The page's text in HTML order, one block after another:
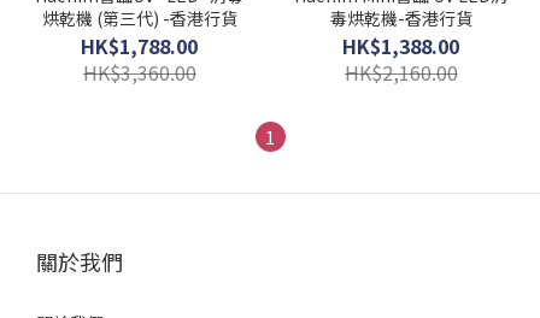
烘乾機 (第三代) -香港行貨
HK$1,788.00
HK$3,360.00
毒烘乾機-香港行貨
HK$1,388.00
HK$2,160.00
1
關於我們